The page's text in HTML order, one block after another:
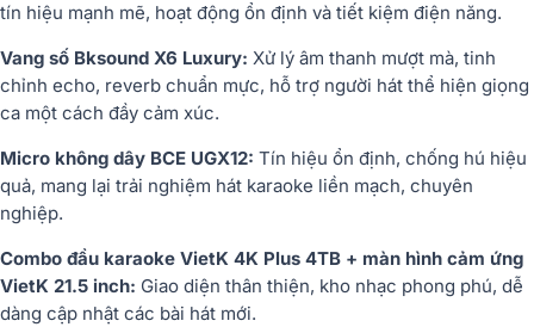
tín hiệu mạnh mẽ, hoạt động ổn định và tiết kiệm điện năng.
Vang số Bksound X6 Luxury: Xử lý âm thanh mượt mà, tinh
chỉnh echo, reverb chuẩn mực, hỗ trợ người hát thể hiện giọng
ca một cách đầy cảm xúc.
Micro không dây BCE UGX12: Tín hiệu ổn định, chống hú hiệu
quả, mang lại trải nghiệm hát karaoke liền mạch, chuyên
nghiệp.
Combo đầu karaoke VietK 4K Plus 4TB + màn hình cảm ứng
VietK 21.5 inch: Giao diện thân thiện, kho nhạc phong phú, dễ
dàng cập nhật các bài hát mới.